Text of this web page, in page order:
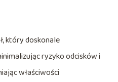
który doskonale
ryzyko odcisków i
właściwości